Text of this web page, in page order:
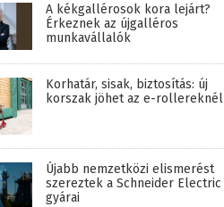
A kékgallérosok kora lejárt?
Érkeznek az újgalléros
munkavállalók
Korhatár, sisak, biztosítás: új
korszak jöhet az e-rollereknél
Újabb nemzetközi elismerést
szereztek a Schneider Electric
gyárai